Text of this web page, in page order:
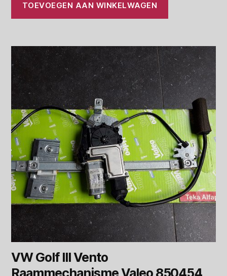
TOEVOEGEN AAN WINKELWAGEN
VW Golf III Vento
Raammechanisme Valeo 850454